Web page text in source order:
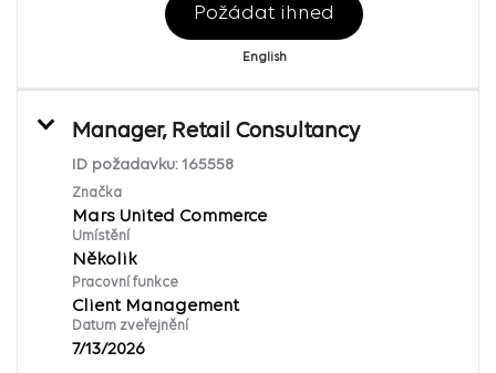
Požádat ihned
English
Manager, Retail Consultancy
ID požadavku: 165558
Značka
Mars United Commerce
Umístění
Několik
Pracovní funkce
Client Management
Datum zveřejnění
7/13/2026